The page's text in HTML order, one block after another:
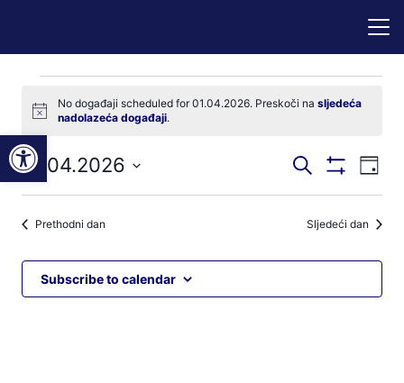
Događaji
for
01.04.2026
Notice
No događaji scheduled for 01.04.2026. Preskoči nasljedeća
nadolazeća događaji.
Događaji
pretraga
Pretraži
Filtere
Dan
01.04.2026
Odaberite
datum.
Prethodni dan Sljedeći dan
Subscribe to calendar
Open toolbar